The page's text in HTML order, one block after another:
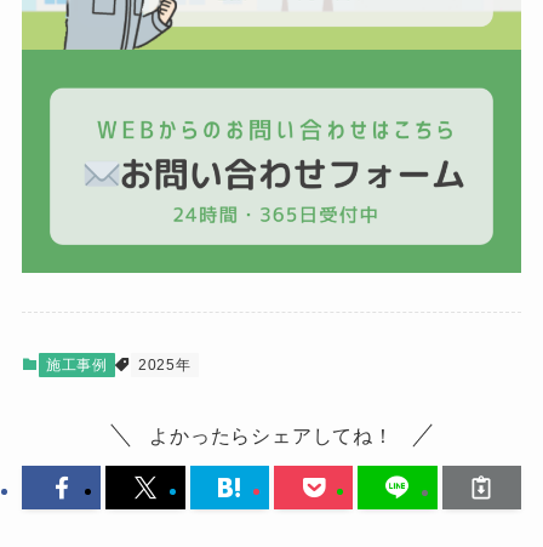
施工事例 2025年
よかったらシェアしてね！